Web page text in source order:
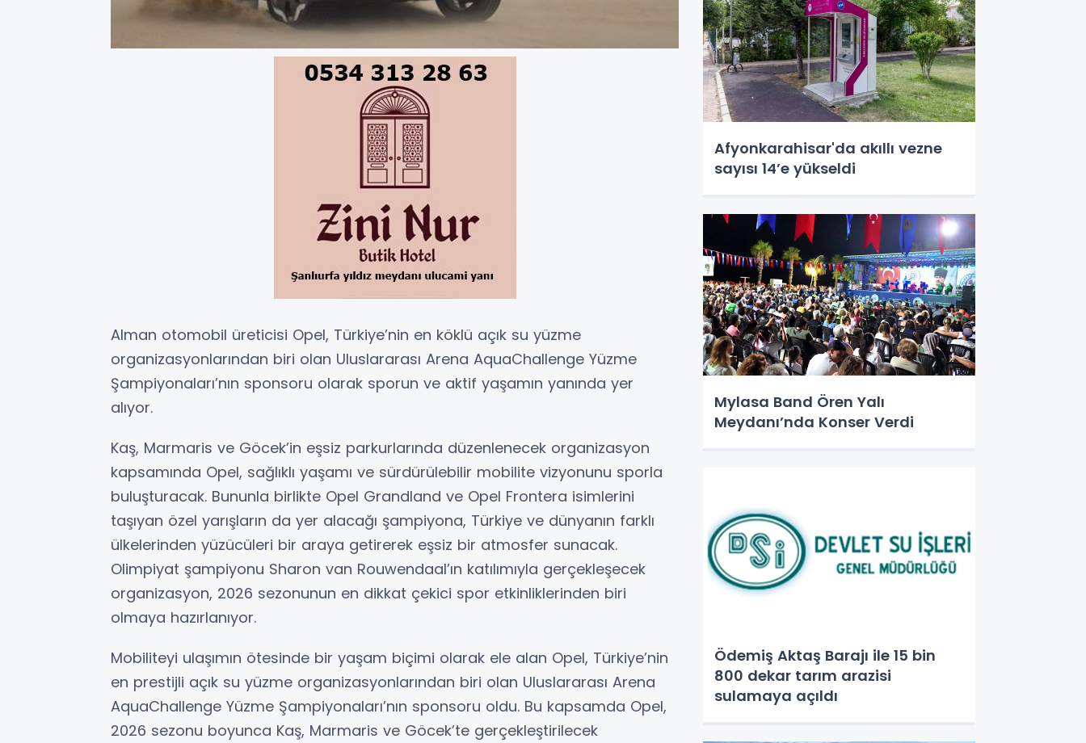
Alman otomobil üreticisi Opel, Türkiye’nin en köklü açık su yüzme
organizasyonlarından biri olan Uluslararası Arena AquaChallenge Yüzme
Şampiyonaları’nın sponsoru olarak sporun ve aktif yaşamın yanında yer
alıyor.
Kaş, Marmaris ve Göcek’in eşsiz parkurlarında düzenlenecek organizasyon
kapsamında Opel, sağlıklı yaşamı ve sürdürülebilir mobilite vizyonunu sporla
buluşturacak. Bununla birlikte Opel Grandland ve Opel Frontera isimlerini
taşıyan özel yarışların da yer alacağı şampiyona, Türkiye ve dünyanın farklı
ülkelerinden yüzücüleri bir araya getirerek eşsiz bir atmosfer sunacak.
Olimpiyat şampiyonu Sharon van Rouwendaal’ın katılımıyla gerçekleşecek
organizasyon, 2026 sezonunun en dikkat çekici spor etkinliklerinden biri
olmaya hazırlanıyor.
Mobiliteyi ulaşımın ötesinde bir yaşam biçimi olarak ele alan Opel, Türkiye’nin
en prestijli açık su yüzme organizasyonlarından biri olan Uluslararası Arena
AquaChallenge Yüzme Şampiyonaları’nın sponsoru oldu. Bu kapsamda Opel,
2026 sezonu boyunca Kaş, Marmaris ve Göcek’te gerçekleştirilecek
Afyonkarahisar'da akıllı vezne
sayısı 14’e yükseldi
Mylasa Band Ören Yalı
Meydanı’nda Konser Verdi
Ödemiş Aktaş Barajı ile 15 bin
800 dekar tarım arazisi
sulamaya açıldı